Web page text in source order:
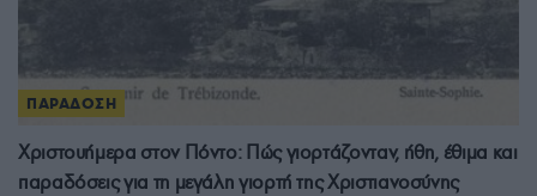
ΠΑΡΑΔΟΣΗ
Χριστουήμερα στον Πόντο: Πώς γιορτάζονταν, ήθη, έθιμα και
παραδόσεις για τη μεγάλη γιορτή της Χριστιανοσύνης